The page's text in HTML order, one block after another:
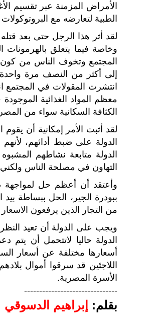
الأمراض المزمنة عبر تقسيم
الطبية لتعارضه مع
لقد أثر هذا الرجل حتى بعد
وخاصة فيما يتعلق
المجتمع وتخوف الناس من
إلى أكثر من النصف مرة
انتشرت المقولات في المجتمع
معظم المواد الغذائية
الكثافة السكانية سواء من
لقد أثبت الأمر إمكانية أن
الدولة على ضبط أدائهم،
الدولة متابعة نشاطهم
التهاون في مصلحة الناس ولكني
وأعتقد أن أعظم حل لمواجهة
ببودرة الجير، الحل ببساطة
من التجار الذين يرفعون
ويجب على الدولة أن تعيد
الدولة حاليا لاتتحمل أن
أسعارها مختلفة عن أسعار
اللاجئين قد سرقوا أموال
الأسرة المصرية.
-------------------------------
بقلم: إبراهيم الدسوقي